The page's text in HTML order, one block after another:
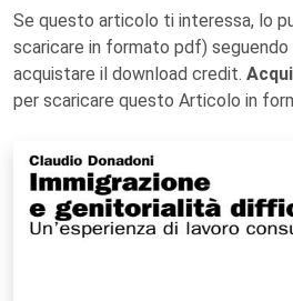
Se questo articolo ti interessa, lo
scaricare in formato pdf)
acquistare il download credit.
per scaricare questo Articolo in